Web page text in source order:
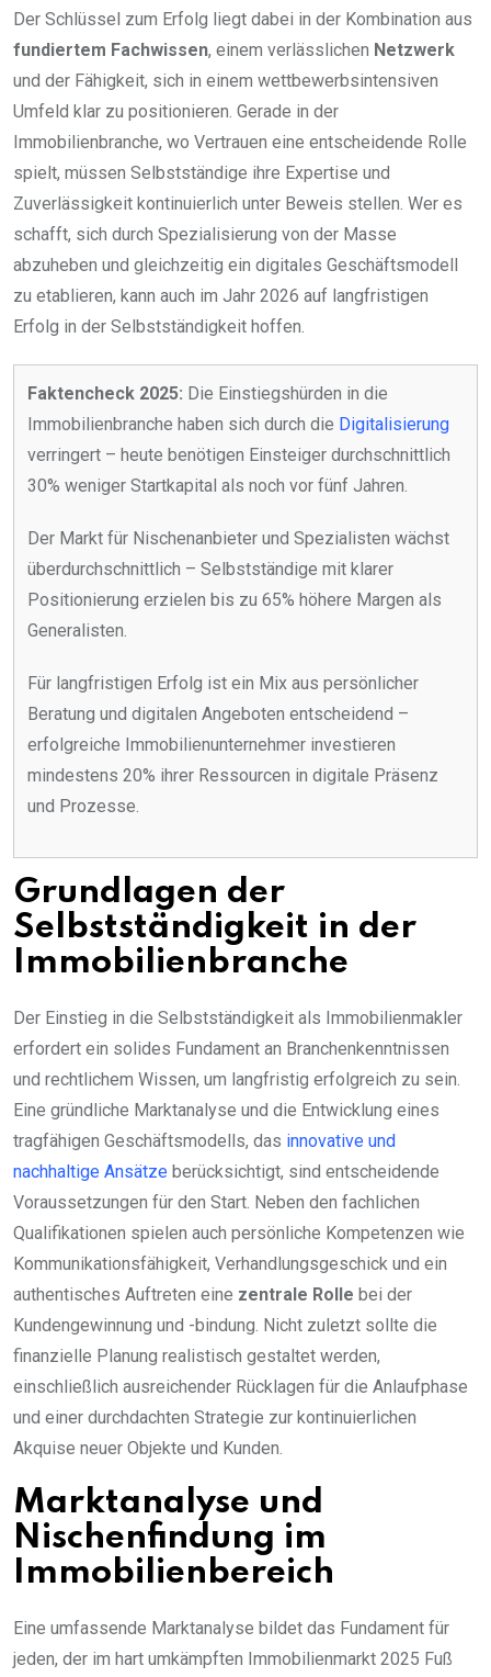
Der Schlüssel zum Erfolg liegt dabei in der Kombination aus
fundiertem Fachwissen, einem verlässlichen Netzwerk
und der Fähigkeit, sich in einem wettbewerbsintensiven
Umfeld klar zu positionieren. Gerade in der
Immobilienbranche, wo Vertrauen eine entscheidende Rolle
spielt, müssen Selbstständige ihre Expertise und
Zuverlässigkeit kontinuierlich unter Beweis stellen. Wer es
schafft, sich durch Spezialisierung von der Masse
abzuheben und gleichzeitig ein digitales Geschäftsmodell
zu etablieren, kann auch im Jahr 2026 auf langfristigen
Erfolg in der Selbstständigkeit hoffen.
Faktencheck 2025: Die Einstiegshürden in die
Immobilienbranche haben sich durch die Digitalisierung
verringert – heute benötigen Einsteiger durchschnittlich
30% weniger Startkapital als noch vor fünf Jahren.
Der Markt für Nischenanbieter und Spezialisten wächst
überdurchschnittlich – Selbstständige mit klarer
Positionierung erzielen bis zu 65% höhere Margen als
Generalisten.
Für langfristigen Erfolg ist ein Mix aus persönlicher
Beratung und digitalen Angeboten entscheidend –
erfolgreiche Immobilienunternehmer investieren
mindestens 20% ihrer Ressourcen in digitale Präsenz
und Prozesse.
Grundlagen der
Selbstständigkeit in der
Immobilienbranche
Der Einstieg in die Selbstständigkeit als Immobilienmakler
erfordert ein solides Fundament an Branchenkenntnissen
und rechtlichem Wissen, um langfristig erfolgreich zu sein.
Eine gründliche Marktanalyse und die Entwicklung eines
tragfähigen Geschäftsmodells, das innovative und
nachhaltige Ansätze berücksichtigt, sind entscheidende
Voraussetzungen für den Start. Neben den fachlichen
Qualifikationen spielen auch persönliche Kompetenzen wie
Kommunikationsfähigkeit, Verhandlungsgeschick und ein
authentisches Auftreten eine zentrale Rolle bei der
Kundengewinnung und -bindung. Nicht zuletzt sollte die
finanzielle Planung realistisch gestaltet werden,
einschließlich ausreichender Rücklagen für die Anlaufphase
und einer durchdachten Strategie zur kontinuierlichen
Akquise neuer Objekte und Kunden.
Marktanalyse und
Nischenfindung im
Immobilienbereich
Eine umfassende Marktanalyse bildet das Fundament für
jeden, der im hart umkämpften Immobilienmarkt 2025 Fuß